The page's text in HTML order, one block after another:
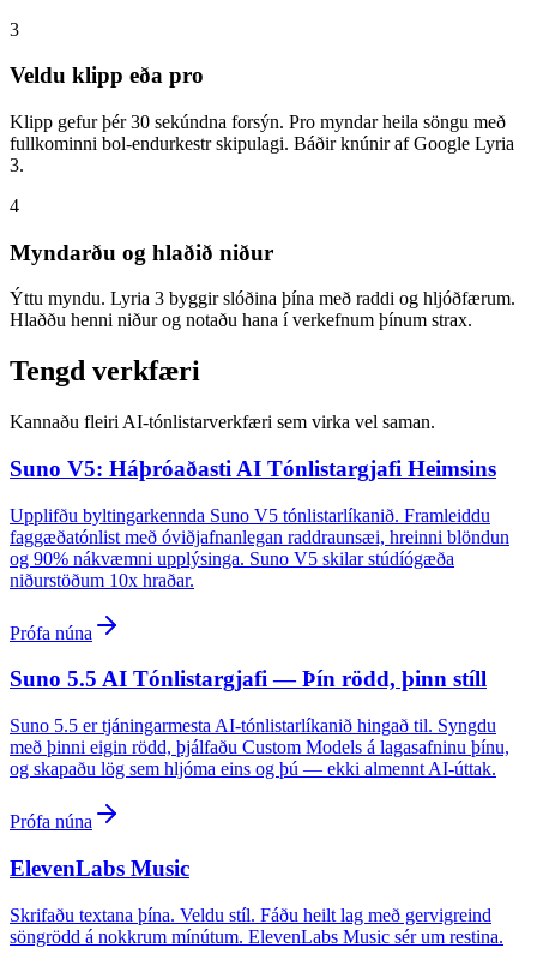
3
Veldu klipp eða pro
Klipp gefur þér 30 sekúndna forsýn. Pro myndar heila söngu með
fullkominni bol-endurkestr skipulagi. Báðir knúnir af Google Lyria
3.
4
Myndarðu og hlaðið niður
Ýttu myndu. Lyria 3 byggir slóðina þína með raddi og hljóðfærum.
Hlaððu henni niður og notaðu hana í verkefnum þínum strax.
Tengd verkfæri
Kannaðu fleiri AI-tónlistarverkfæri sem virka vel saman.
Suno V5: Háþróaðasti AI Tónlistargjafi Heimsins
Upplifðu byltingarkennda Suno V5 tónlistarlíkanið. Framleiddu
faggæðatónlist með óviðjafnanlegan raddraunsæi, hreinni blöndun
og 90% nákvæmni upplýsinga. Suno V5 skilar stúdíógæða
niðurstöðum 10x hraðar.
Prófa núna
Suno 5.5 AI Tónlistargjafi — Þín rödd, þinn stíll
Suno 5.5 er tjáningarmesta AI-tónlistarlíkanið hingað til. Syngdu
með þinni eigin rödd, þjálfaðu Custom Models á lagasafninu þínu,
og skapaðu lög sem hljóma eins og þú — ekki almennt AI-úttak.
Prófa núna
ElevenLabs Music
Skrifaðu textana þína. Veldu stíl. Fáðu heilt lag með gervigreind
söngrödd á nokkrum mínútum. ElevenLabs Music sér um restina.